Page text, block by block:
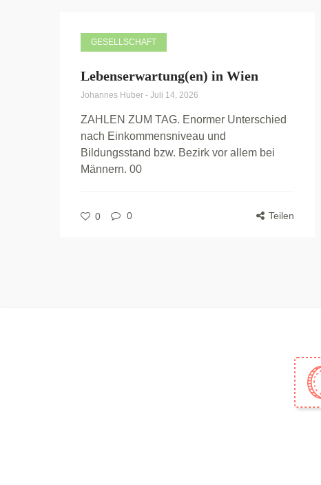
GESELLSCHAFT
Lebenserwartung(en) in Wien
Johannes Huber - Juli 14, 2026
ZAHLEN ZUM TAG. Enormer Unterschied
nach Einkommensniveau und
Bildungsstand bzw. Bezirk vor allem bei
Männern. 00
0 0 Teilen